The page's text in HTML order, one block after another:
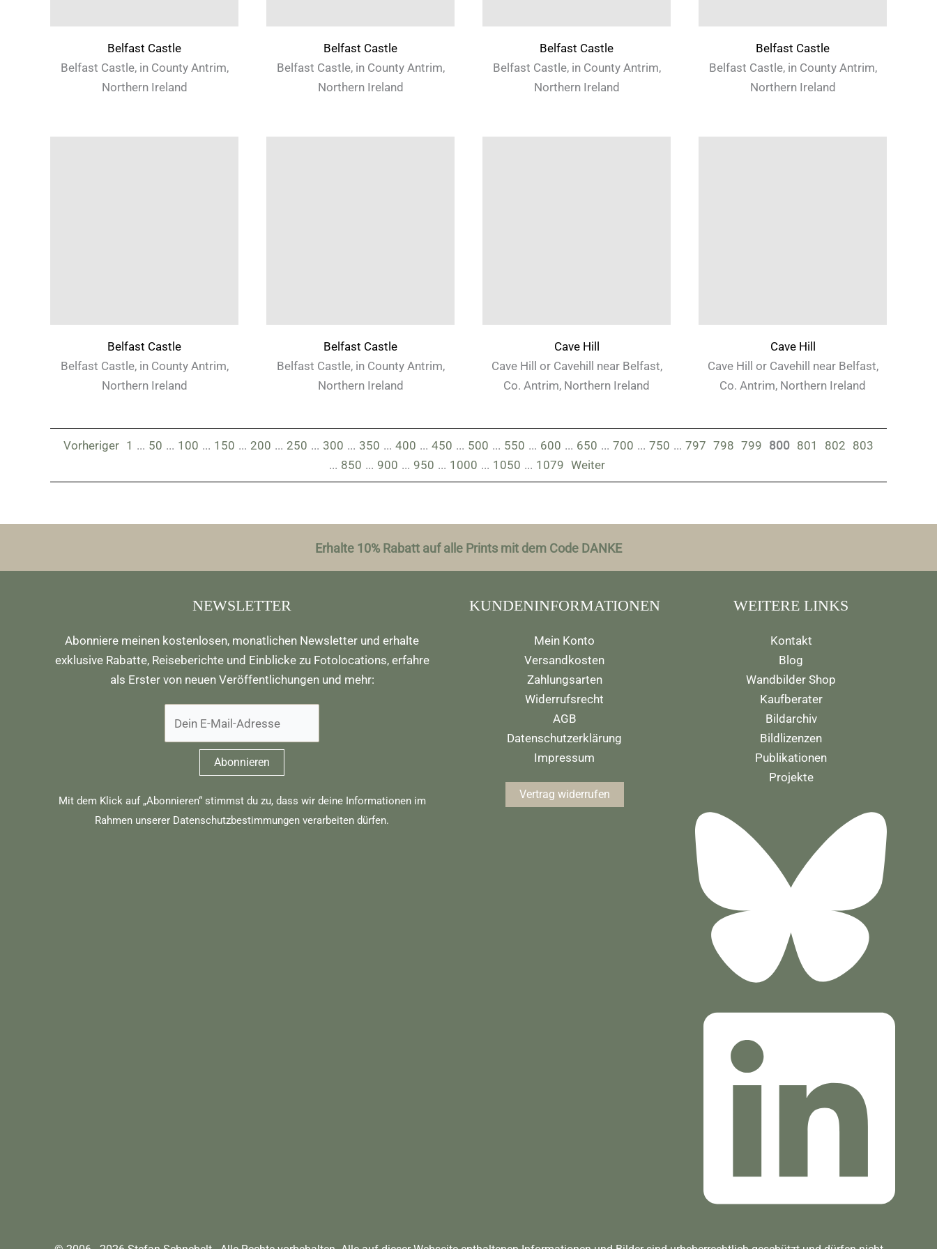
Belfast Castle
Belfast Castle, in County Antrim,
Northern Ireland
Belfast Castle
Belfast Castle, in County Antrim,
Northern Ireland
Belfast Castle
Belfast Castle, in County Antrim,
Northern Ireland
Belfast Castle
Belfast Castle, in County Antrim,
Northern Ireland
Belfast Castle
Belfast Castle, in County Antrim,
Northern Ireland
Belfast Castle
Belfast Castle, in County Antrim,
Northern Ireland
Cave Hill
Cave Hill or Cavehill near Belfast,
Co. Antrim, Northern Ireland
Cave Hill
Cave Hill or Cavehill near Belfast,
Co. Antrim, Northern Ireland
Vorheriger 1 ... 50 ... 100 ... 150 ... 200 ... 250 ... 300 ... 350 ... 400 ... 450 ... 500 ... 550 ... 600 ... 650 ... 700 ... 750 ... 797 798 799 800 801 802 803
... 850 ... 900 ... 950 ... 1000 ... 1050 ... 1079 Weiter
Erhalte 10% Rabatt auf alle Prints mit dem Code DANKE
NEWSLETTER
Abonniere meinen kostenlosen, monatlichen Newsletter und erhalte
exklusive Rabatte, Reiseberichte und Einblicke zu Fotolocations, erfahre
als Erster von neuen Veröffentlichungen und mehr:
Mit dem Klick auf „Abonnieren“ stimmst du zu, dass wir deine Informationen im
Rahmen unserer Datenschutzbestimmungen verarbeiten dürfen.
KUNDENINFORMATIONEN
Mein Konto
Versandkosten
Zahlungsarten
Widerrufsrecht
AGB
Datenschutzerklärung
Impressum
Vertrag widerrufen
WEITERE LINKS
Kontakt
Blog
Wandbilder Shop
Kaufberater
Bildarchiv
Bildlizenzen
Publikationen
Projekte